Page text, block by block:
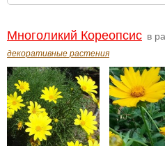
Многоликий Кореопсис в
декоративные растения